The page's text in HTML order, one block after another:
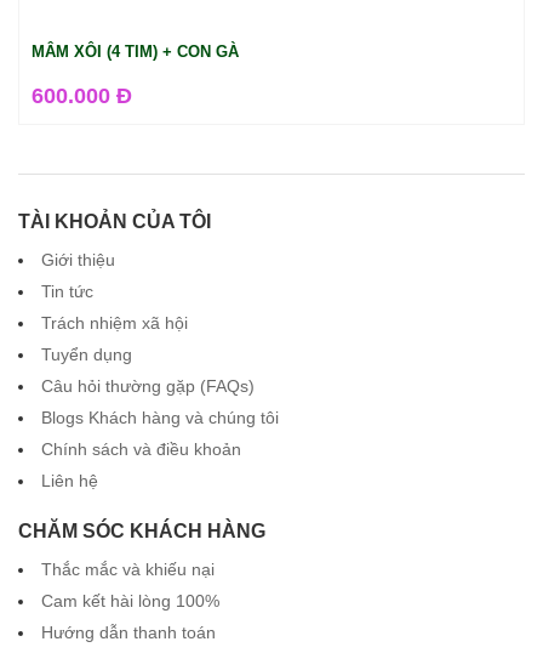
MÂM XÔI (4 TIM) + CON GÀ
600.000 Đ
TÀI KHOẢN CỦA TÔI
Giới thiệu
Tin tức
Trách nhiệm xã hội
Tuyển dụng
Câu hỏi thường gặp (FAQs)
Blogs Khách hàng và chúng tôi
Chính sách và điều khoản
Liên hệ
CHĂM SÓC KHÁCH HÀNG
Thắc mắc và khiếu nại
Cam kết hài lòng 100%
Hướng dẫn thanh toán